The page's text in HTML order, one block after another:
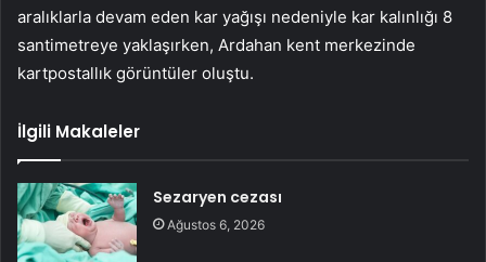
aralıklarla devam eden kar yağışı nedeniyle kar kalınlığı 8
santimetreye yaklaşırken, Ardahan kent merkezinde
kartpostallık görüntüler oluştu.
İlgili Makaleler
Sezaryen cezası
Ağustos 6, 2026